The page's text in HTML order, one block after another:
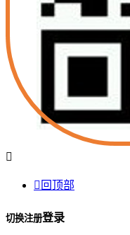

 回顶部
切换注册登录